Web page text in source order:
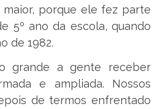
porque ele fez parte
5º ano da escola, quando
de 1982.
grande a gente receber
e ampliada. Nossos
de termos enfrentado